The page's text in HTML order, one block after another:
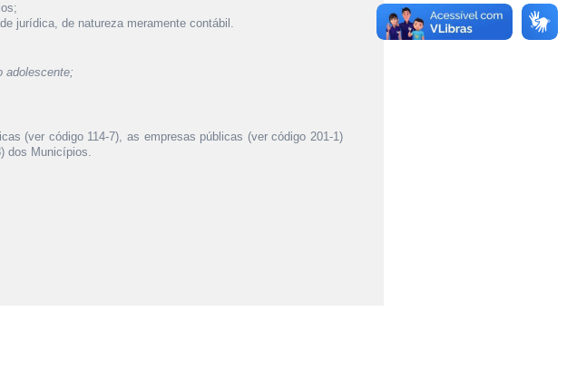
jurídica, de natureza meramente contábil.
adolescente;
(ver código 114-7), as empresas públicas (ver código 201-1)
dos Municípios.